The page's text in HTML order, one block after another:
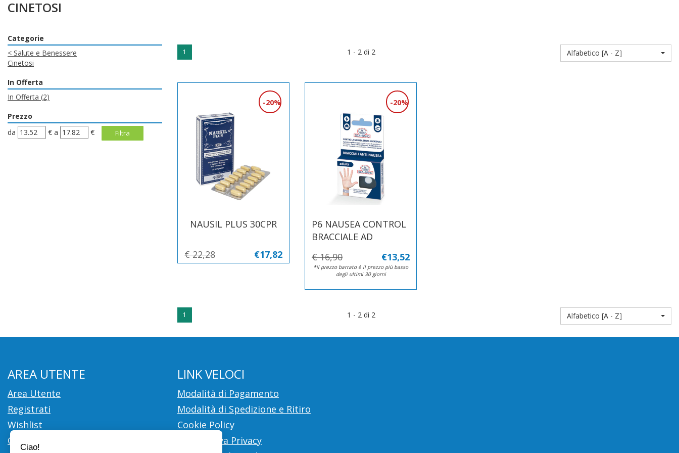
CINETOSI
Categorie
< Salute e Benessere
Cinetosi
In Offerta
In Offerta (2)
Prezzo
filtra
da € filtra
a €
1 1 - 2 di 2 Alfabetico [A - Z]
NAUSIL PLUS 30CPR
20%
€ 22,28 €17,82
P6 NAUSEA CONTROL
BRACCIALE AD
20%
€ 16,90 €13,52
*il prezzo barrato è il prezzo più basso
degli ultimi 30 giorni
1 1 - 2 di 2 Alfabetico [A - Z]
AREA UTENTE
Area Utente
Registrati
Wishlist
Contatti
LINK VELOCI
Modalità di Pagamento
Modalità di Spedizione e Ritiro
Cookie Policy
Informativa Privacy